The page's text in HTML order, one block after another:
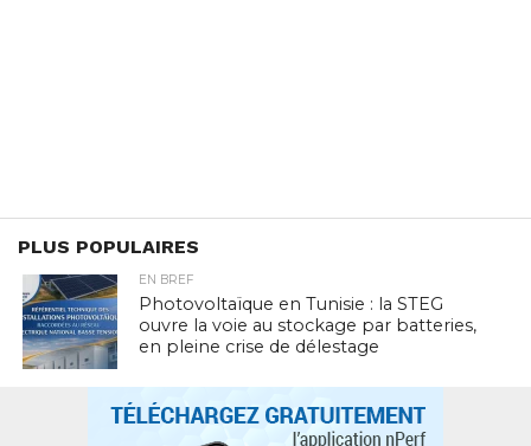
PLUS POPULAIRES
EN BREF
Photovoltaïque en Tunisie : la STEG
ouvre la voie au stockage par batteries,
en pleine crise de délestage